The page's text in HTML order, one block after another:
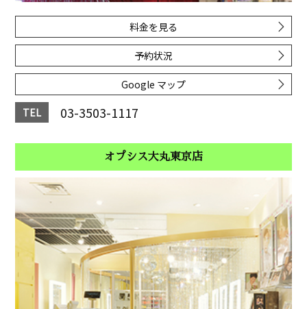
料金を見る
予約状況
Google マップ
TEL 03-3503-1117
オプシス大丸東京店